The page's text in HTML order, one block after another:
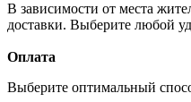
В зависимости от места
доставки. Выберите любой
Оплата
Выберите оптимальный